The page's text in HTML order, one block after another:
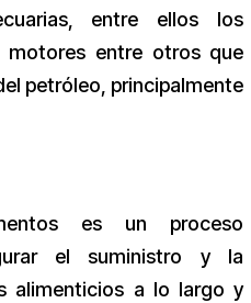
entre ellos los
motores entre otros que
petróleo, principalmente
es un proceso
el suministro y la
alimenticios a lo largo y